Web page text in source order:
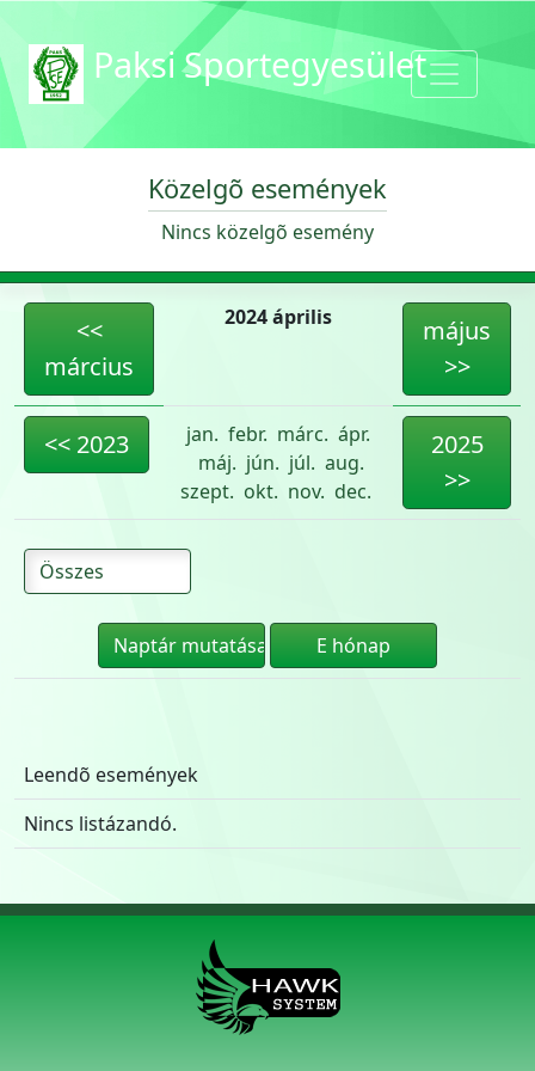
Paksi Sportegyesület
Közelgõ események
Nincs közelgõ esemény
<<
március
2024 április
május
>>
<< 2023 jan. febr. márc. ápr.
máj. jún. júl. aug.
szept. okt. nov. dec.
2025
>>
Leendõ események
Nincs listázandó.